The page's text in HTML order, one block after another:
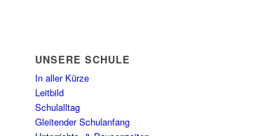
UNSERE SCHULE
In aller Kürze
Leitbild
Schulalltag
Gleitender Schulanfang